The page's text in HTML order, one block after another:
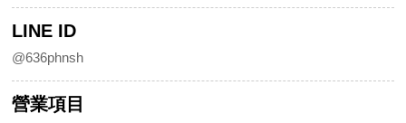
LINE ID
@636phnsh
營業項目